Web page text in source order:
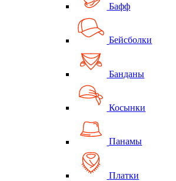
Бафф
Бейсболки
Банданы
Косынки
Панамы
Платки